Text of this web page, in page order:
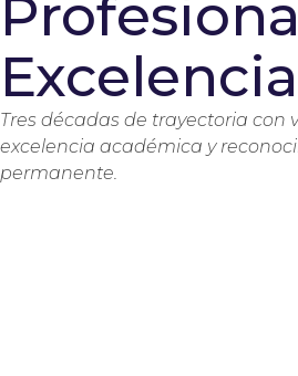
Excelencia
Tres décadas de trayectoria con
excelencia académica y
permanente.